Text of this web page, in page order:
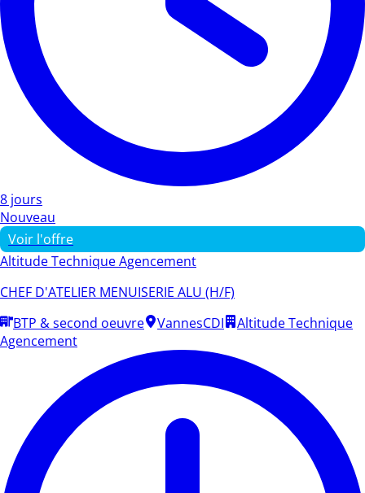
8 jours
Nouveau
Voir l'offre
Altitude Technique Agencement
CHEF D'ATELIER MENUISERIE ALU (H/F)
BTP & second oeuvre
VannesCDI
Altitude Technique
Agencement